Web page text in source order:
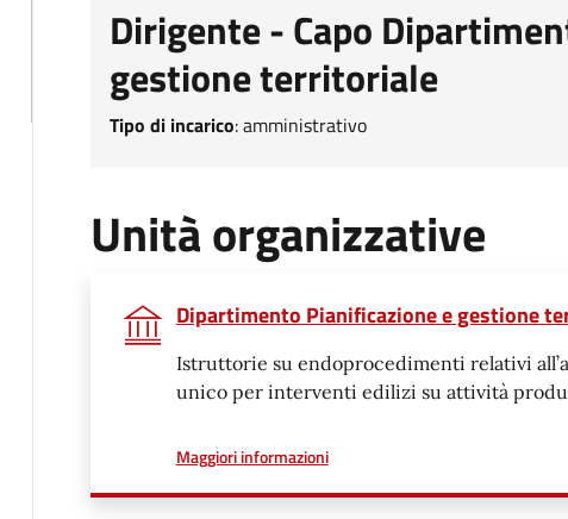
Dirigente - Capo
gestione territoriale
Tipo di incarico:amministrativo
Unità organizzative
Dipartimento Pianificazione e gestione
Istruttorie su endoprocedimenti relativi
unico per interventi edilizi su attività
Maggiori informazionia proposito di